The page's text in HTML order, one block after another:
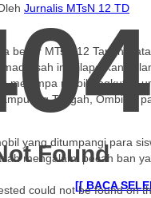
Jurnalis MTsN 12 TD
besar MTsN 12 Tanah
ini dilaporkan
menimpa mobil angkutan
Tangah, Ombilin,
yang ditumpangi para
mengalami pecah ban
[[ BACA
Found
could not be found on